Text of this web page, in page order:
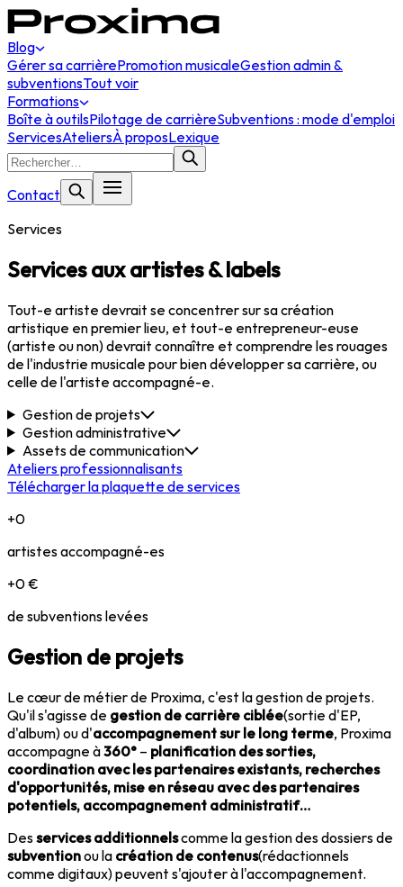
Blog
Gérer sa carrièrePromotion musicaleGestion admin &
subventionsTout voir
Formations
Boîte à outilsPilotage de carrièreSubventions : mode d'emploi
ServicesAteliersÀ proposLexique
Contact
Services
Services aux artistes & labels
Tout-e artiste devrait se concentrer sur sa création
artistique en premier lieu, et tout-e entrepreneur-euse
(artiste ou non) devrait connaître et comprendre les rouages
de l'industrie musicale pour bien développer sa carrière, ou
celle de l'artiste accompagné-e.
Gestion de projets
Gestion administrative
Assets de communication
Ateliers professionnalisants
Télécharger la plaquette de services
+0
artistes accompagné-es
+0€
de subventions levées
Gestion de projets
Le cœur de métier de Proxima, c'est la gestion de projets.
Qu'il s'agisse de gestion de carrière ciblée(sortie d'EP,
d'album) ou d'accompagnement sur le long terme, Proxima
accompagne à360° – planification des sorties,
coordination avec les partenaires existants, recherches
d'opportunités, mise en réseau avec des partenaires
potentiels, accompagnement administratif…
Desservices additionnelscomme la gestion des dossiers de
subventionou la création de contenus(rédactionnels
comme digitaux) peuvent s'ajouter à l'accompagnement.